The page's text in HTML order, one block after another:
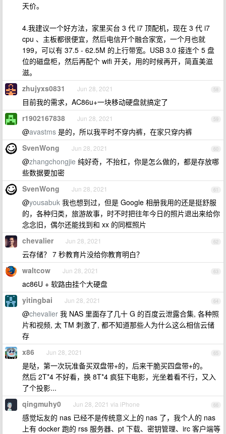
天价。
4.我建议一个好方法，家里买台 3 代 i7 顶配机，现在 3 代 i7
cpu 、主板都很便宜，然后电信开个融合家宽，一个月也就
199，可以有 37.5 - 62.5M 的上行带宽。USB 3.0 接连个 5 盘
位的磁盘柜，然后再配个 wifi 开关，用的时候再开，简直美滋
滋。
58
zhujyxs0831 Jun 28, 2021
目前我的需求，AC86u+一块移动硬盘就搞定了
59
r1902167838 Jun 28, 2021
@avastms 是的，所以我平时不穿内裤，在家只穿内裤
60
SvenWong Jun 28, 2021
@zhangchongjie 纯好奇，不抬杠，你是怎么做的，都是存放哪
些数据要加密
61
SvenWong Jun 28, 2021
@yousabuk 我也想到过，但是 Google 相册我用的还是挺舒服
的，各种归类，旅游故事，时不时把往年今日的照片退出来给你
念念旧，偶尔还能找到和 xx 的同框照片
62
chevalier Jun 28, 2021
云存储？ 7 秒教育片没给你教育明白？
63
waltcow Jun 28, 2021
ac86U + 软路由挂个大硬盘
64
yitingbai Jun 28, 2021
@chevalier 我 NAS 里面存了几十 G 的百度云泄露合集, 各种照
片和视频, 太 TM 刺激了, 都不知道那些人为什么这么相信云储
存
65
x86 Jun 28, 2021
是哒，第一次玩准备买双盘带+的，后来干脆买四盘带+的。
然后 2T*4 不好看，换 8T*4 疯狂下电影，光坐着看不行，又入
了个投影...
66
qingmuhy0 Jun 28, 2021 via iPhone
感觉坛友的 nas 已经不是传统意义上的 nas 了，我个人的 nas
上有 docker 跑的 rss 服务器、pt 下载、密钥管理、irc 客户端等